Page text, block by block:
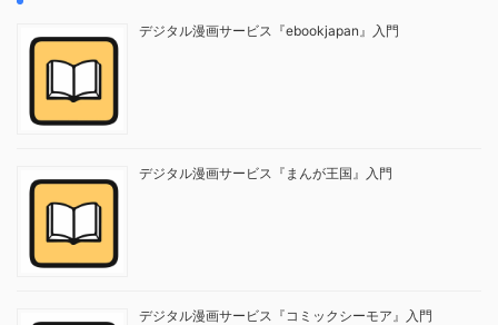
デジタル漫画サービス『ebookjapan』入門
デジタル漫画サービス『まんが王国』入門
デジタル漫画サービス『コミックシーモア』入門